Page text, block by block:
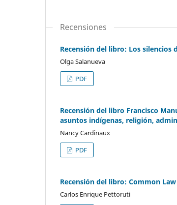
Recensiones
Recensión del libro: Los silencios
Olga Salanueva
PDF
Recensión del libro Francisco
asuntos indígenas, religión,
Nancy Cardinaux
PDF
Recensión del libro: Common
Carlos Enrique Pettoruti